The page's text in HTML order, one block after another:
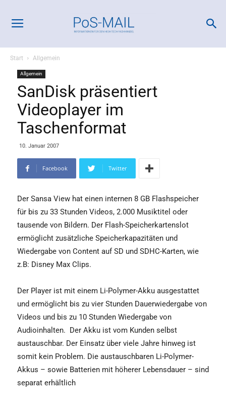
Start Allgemein
Allgemein
SanDisk präsentiert
Videoplayer im
Taschenformat
10. Januar 2007
Facebook Twitter
Der Sansa View hat einen internen 8 GB Flashspeicher
für bis zu 33 Stunden Videos, 2.000 Musiktitel oder
tausende von Bildern. Der Flash-Speicherkartenslot
ermöglicht zusätzliche Speicherkapazitäten und
Wiedergabe von Content auf SD und SDHC-Karten, wie
z.B: Disney Max Clips.
Der Player ist mit einem Li-Polymer-Akku ausgestattet
und ermöglicht bis zu vier Stunden Dauerwiedergabe von
Videos und bis zu 10 Stunden Wiedergabe von
Audioinhalten. Der Akku ist vom Kunden selbst
austauschbar. Der Einsatz über viele Jahre hinweg ist
somit kein Problem. Die austauschbaren Li-Polymer-
Akkus – sowie Batterien mit höherer Lebensdauer – sind
separat erhältlich